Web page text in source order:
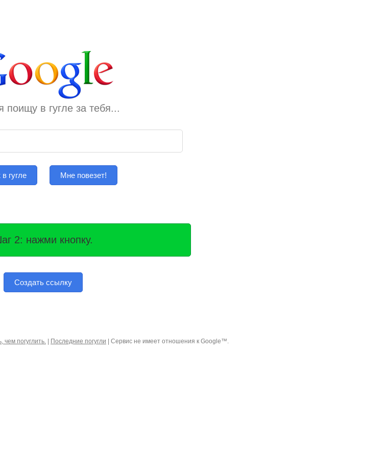
поищу в гугле за тебя...
гугле Мне повезет!
2: нажми кнопку.
Создать ссылку
чем погуглить. Последние погугли | Сервис не имеет отношения к Google™.